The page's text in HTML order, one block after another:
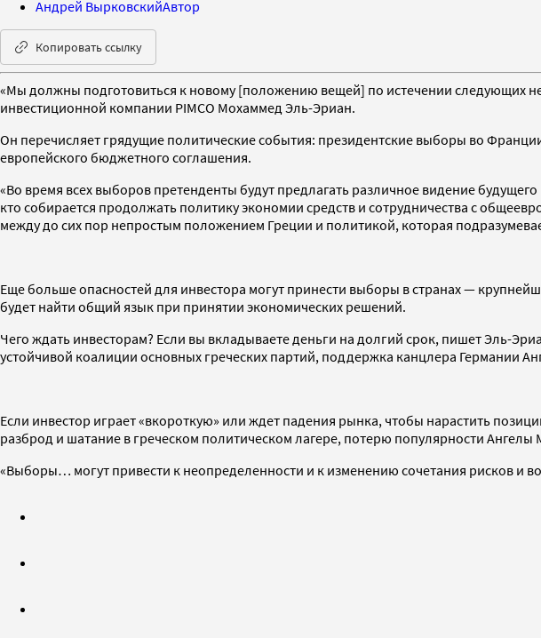
Андрей ВырковскийАвтор
Копировать ссылку
«Мы должны подготовиться к новому [положению вещей] по истечении следующих
инвестиционной компании PIMCO Мохаммед Эль-Эриан.
Он перечисляет грядущие политические события: президентские выборы во
европейского бюджетного соглашения.
«Во время всех выборов претенденты будут предлагать различное видение
кто собирается продолжать политику экономии средств и сотрудничества с
между до сих пор непростым положением Греции и политикой, которая
Еще больше опасностей для инвестора могут принести выборы в странах —
будет найти общий язык при принятии экономических решений.
Чего ждать инвесторам? Если вы вкладываете деньги на долгий срок, пишет Эль-
устойчивой коалиции основных греческих партий, поддержка канцлера Германии
Если инвестор играет «вкороткую» или ждет падения рынка, чтобы нарастить
разброд и шатание в греческом политическом лагере, потерю популярности
«Выборы… могут привести к неопределенности и к изменению сочетания рисков и